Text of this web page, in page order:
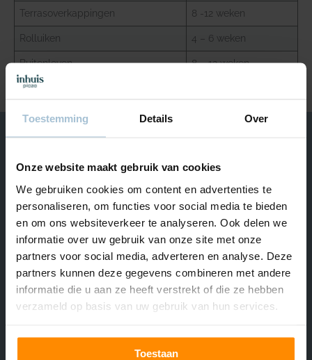
Toestemming Details Over
Onze website maakt gebruik van cookies
We gebruiken cookies om content en advertenties te
personaliseren, om functies voor social media te bieden
en om ons websiteverkeer te analyseren. Ook delen we
informatie over uw gebruik van onze site met onze
partners voor social media, adverteren en analyse. Deze
partners kunnen deze gegevens combineren met andere
informatie die u aan ze heeft verstrekt of die ze hebben
verzameld op basis van uw gebruik van hun services.
Toestaan
Terrasoverkappingen 8 -12 weken
Rolluiken 4 – 6 weken
Buitenleven 8 – 12 weken
We helpen je graag
Van maandag t/m vrijdag bereikbaar van 09.00 – 17.00.
+31 (0) 180 – 555 900
Start Livechat
Naar Hulp & Contact